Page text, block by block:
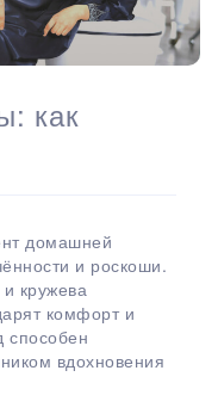
как
домашней
и роскоши.
кружева
комфорт и
способен
вдохновения